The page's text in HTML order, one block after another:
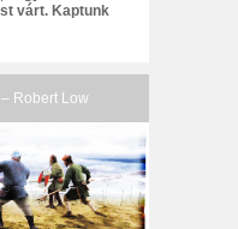
várt. Kaptunk
Robert Low